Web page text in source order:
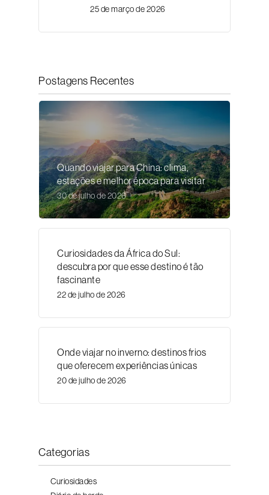
25 de março de 2026
Postagens Recentes
Quando viajar para China: clima,
estações e melhor época para visitar
30 de julho de 2026
Curiosidades da África do Sul:
descubra por que esse destino é tão
fascinante
22 de julho de 2026
Onde viajar no inverno: destinos frios
que oferecem experiências únicas
20 de julho de 2026
Categorias
Curiosidades